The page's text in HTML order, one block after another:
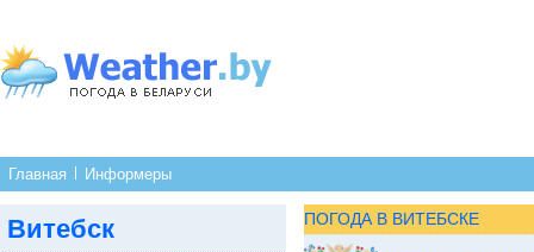
Главная Информеры
Витебск ПОГОДА В ВИТЕБСКЕ